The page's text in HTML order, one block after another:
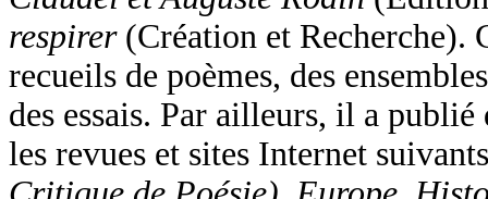
respirer(Création et Recherche).
recueils de poèmes, des
des essais. Par ailleurs, il a
les revues et sites Internet